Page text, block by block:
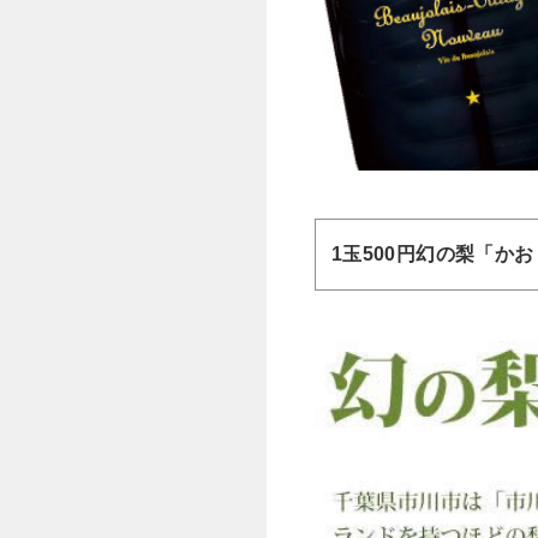
1玉500円幻の梨「かお